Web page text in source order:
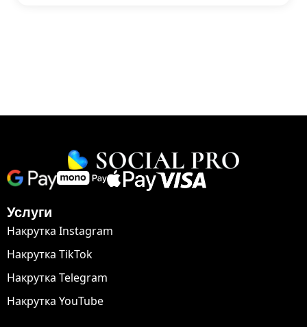
Услуги
Накрутка Instagram
Накрутка TikTok
Накрутка Telegram
Накрутка YouTube